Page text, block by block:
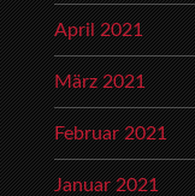
April 2021
März 2021
Februar 2021
Januar 2021